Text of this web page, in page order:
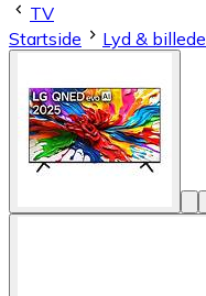
TV
Startside
Lyd & billede